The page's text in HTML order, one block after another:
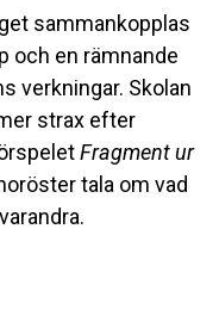
sammankopplas
och en rämnande
verkningar. Skolan
strax efter
Fragment ur
tala om vad